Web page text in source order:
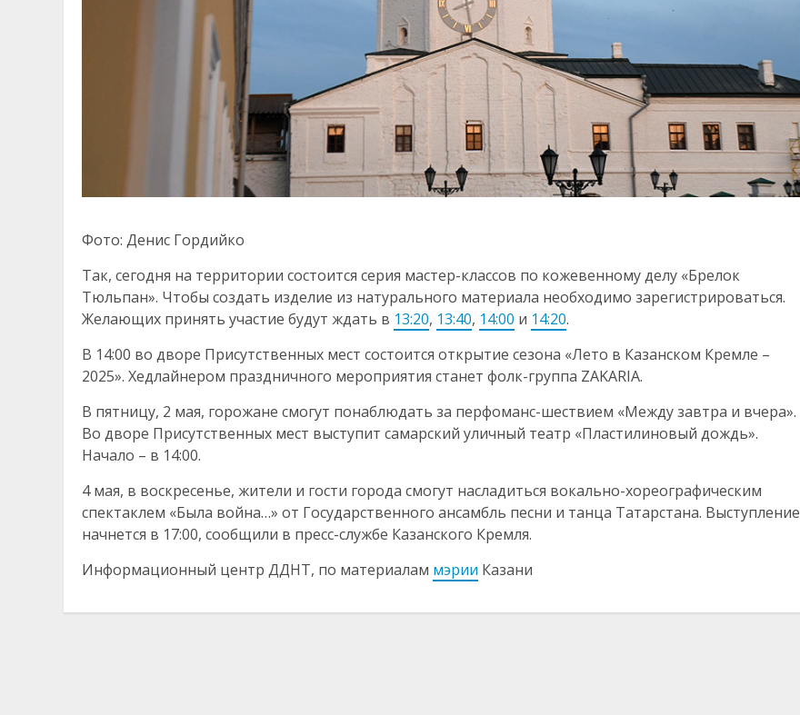
Фото: Денис Гордийко
Так, сегодня на территории состоится серия мастер-классов по кожевенному делу «Брелок
Тюльпан». Чтобы создать изделие из натурального материала необходимо зарегистрироваться.
Желающих принять участие будут ждать в 13:20, 13:40, 14:00 и 14:20.
В 14:00 во дворе Присутственных мест состоится открытие сезона «Лето в Казанском Кремле –
2025». Хедлайнером праздничного мероприятия станет фолк-группа ZAKARIA.
В пятницу, 2 мая, горожане смогут понаблюдать за перфоманс-шествием «Между завтра и вчера».
Во дворе Присутственных мест выступит самарский уличный театр «Пластилиновый дождь».
Начало – в 14:00.
4 мая, в воскресенье, жители и гости города смогут насладиться вокально-хореографическим
спектаклем «Была война…» от Государственного ансамбль песни и танца Татарстана. Выступление
начнется в 17:00, сообщили в пресс-службе Казанского Кремля.
Информационный центр ДДНТ, по материалам мэрии Казани